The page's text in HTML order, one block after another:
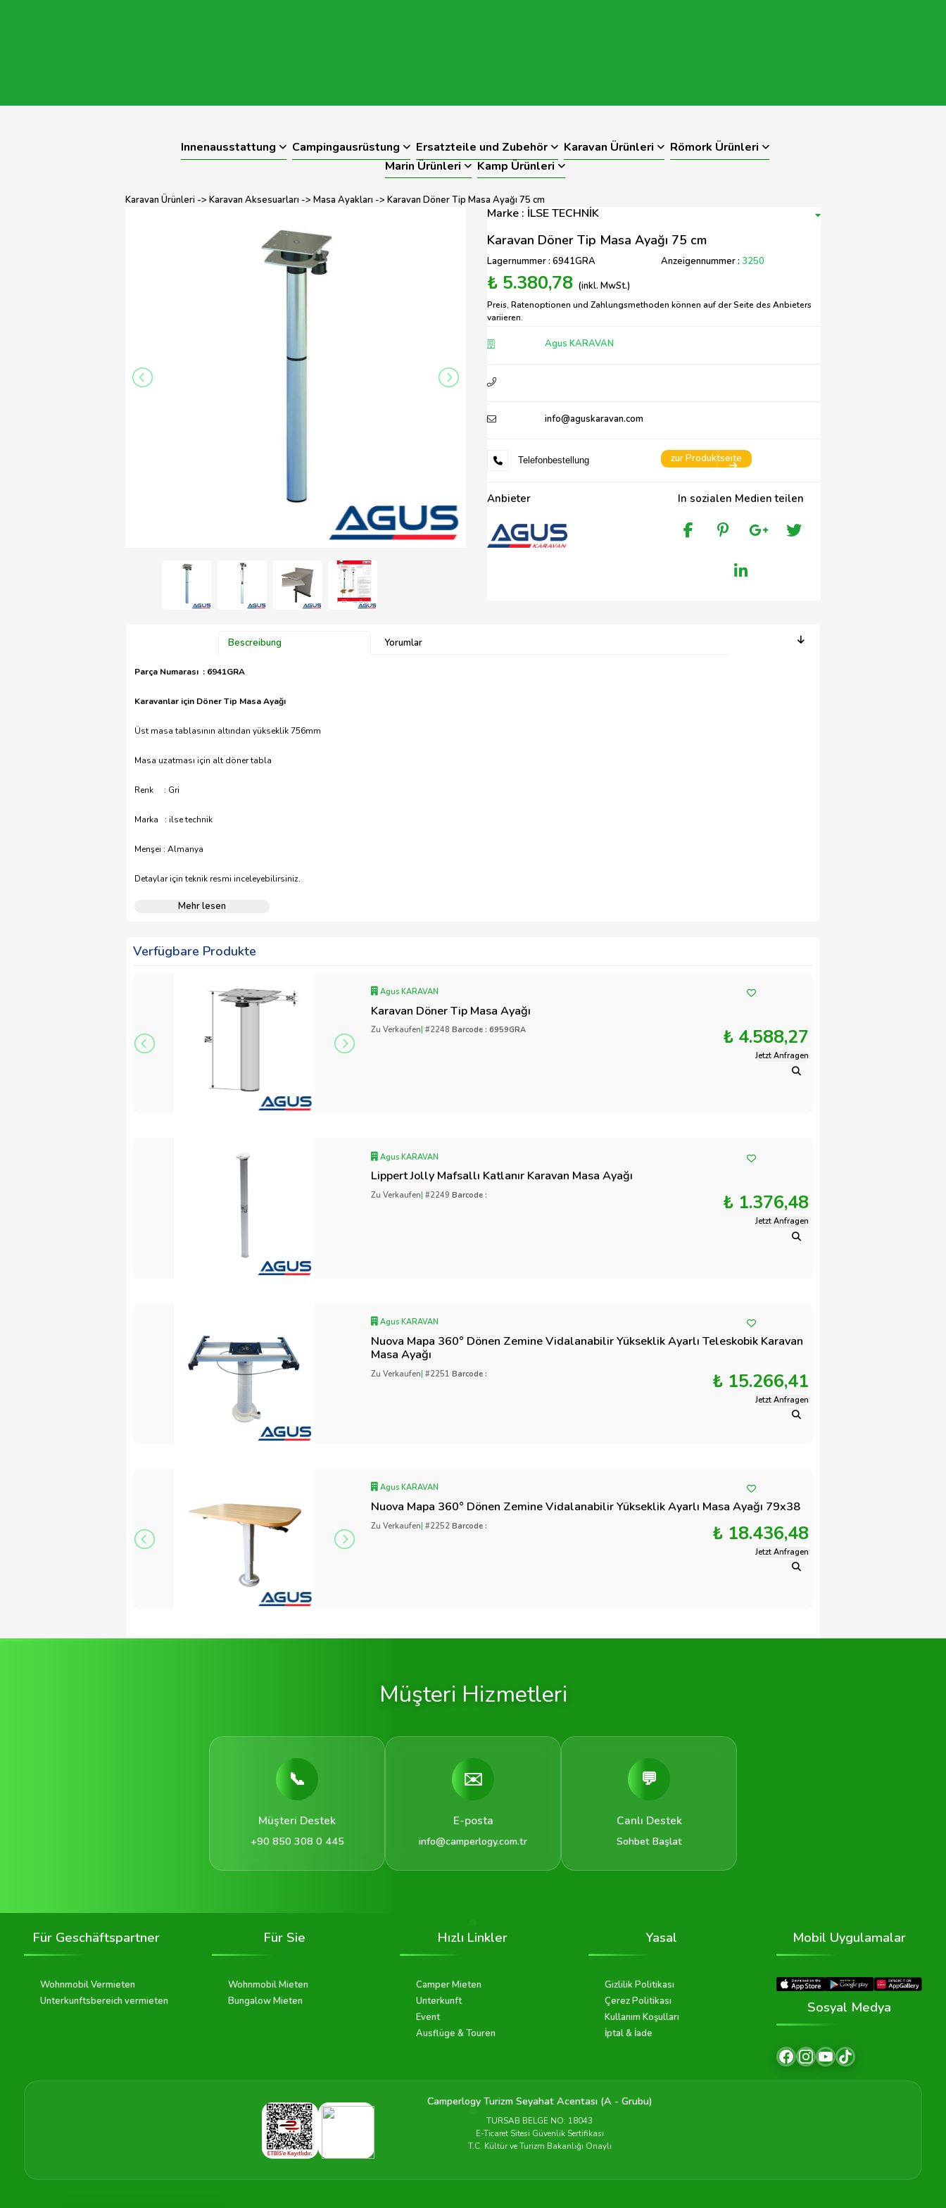
Innenausstattung Campingausrüstung Ersatzteile und Zubehör Karavan Ürünleri
Römork Ürünleri
Marin Ürünleri
Kamp Ürünleri
Karavan Ürünleri -> Karavan Aksesuarları -> Masa Ayakları -> Karavan Döner Tip Masa Ayağı 75 cm
Marke : İLSE TECHNİK
Karavan Döner Tip Masa Ayağı 75 cm
Lagernummer : 6941GRA Anzeigennummer : 3250
₺ 5.380,78 (inkl. MwSt.)
Preis, Ratenoptionen und Zahlungsmethoden können auf der Seite des Anbieters
variieren.
Agus KARAVAN
info@aguskaravan.com
Telefonbestellung zur Produktseite
Anbieter In sozialen Medien teilen
Bescreibung Yorumlar
Parça Numarası : 6941GRA
Karavanlar için Döner Tip Masa Ayağı
Üst masa tablasının altından yükseklik 756mm
Masa uzatması için alt döner tabla
Renk : Gri
Marka : ilse technik
Menşei : Almanya
Detaylar için teknik resmi inceleyebilirsiniz.
Mehr lesen
Verfügbare Produkte
Agus KARAVAN
Karavan Döner Tip Masa Ayağı
Zu Verkaufen| #2248Barcode : 6959GRA ₺ 4.588,27
Jetzt Anfragen
Agus KARAVAN
Lippert Jolly Mafsallı Katlanır Karavan Masa Ayağı
Zu Verkaufen| #2249Barcode : ₺ 1.376,48
Jetzt Anfragen
Agus KARAVAN
Nuova Mapa 360° Dönen Zemine Vidalanabilir Yükseklik Ayarlı Teleskobik Karavan
Masa Ayağı
Zu Verkaufen| #2251Barcode : ₺ 15.266,41
Jetzt Anfragen
Agus KARAVAN
Nuova Mapa 360° Dönen Zemine Vidalanabilir Yükseklik Ayarlı Masa Ayağı 79x38
Zu Verkaufen| #2252Barcode : ₺ 18.436,48
Jetzt Anfragen
Müşteri Hizmetleri
📞
Müşteri Destek
+90 850 308 0 445
✉️
E-posta
info@camperlogy.com.tr
💬
Canlı Destek
Sohbet Başlat
Für Geschäftspartner
Wohnmobil Vermieten
Unterkunftsbereich vermieten
Für Sie
Wohnmobil Mieten
Bungalow Mieten
Hızlı Linkler
Camper Mieten
Unterkunft
Event
Ausflüge & Touren
Yasal
Gizlilik Politikası
Çerez Politikası
Kullanım Koşulları
İptal & İade
Mobil Uygulamalar
Sosyal Medya
Camperlogy Turizm Seyahat Acentası (A - Grubu)
TURSAB BELGE NO: 18043
E-Ticaret Sitesi Güvenlik Sertifikası
T.C. Kültür ve Turizm Bakanlığı Onaylı